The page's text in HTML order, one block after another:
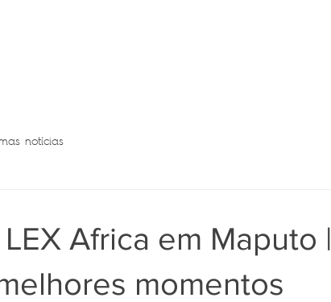
notícias
Africa em Maputo |
momentos